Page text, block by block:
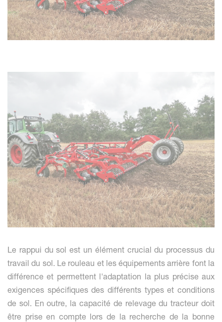
Le rappui du sol est un élément crucial du processus du
travail du sol. Le rouleau et les équipements arrière font la
différence et permettent l'adaptation la plus précise aux
exigences spécifiques des différents types et conditions
de sol. En outre, la capacité de relevage du tracteur doit
être prise en compte lors de la recherche de la bonne